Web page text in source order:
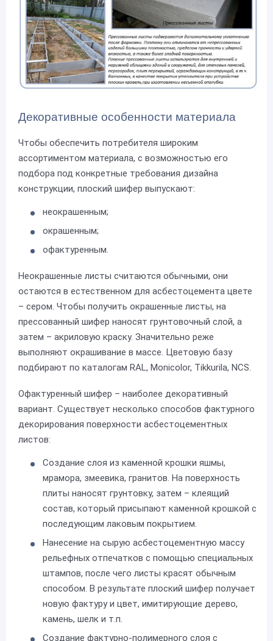
Декоративные особенности материала
Чтобы обеспечить потребителя широким
ассортиментом материала, с возможностью его
подбора под конкретные требования дизайна
конструкции, плоский шифер выпускают:
неокрашенным;
окрашенным;
офактуренным.
Неокрашенные листы считаются обычными, они
остаются в естественном для асбестоцемента цвете
– сером. Чтобы получить окрашенные листы, на
прессованный шифер наносят грунтовочный слой, а
затем – акриловую краску. Значительно реже
выполняют окрашивание в массе. Цветовую базу
подбирают по каталогам RAL, Monicolor, Tikkurila, NCS.
Офактуренный шифер – наиболее декоративный
вариант. Существует несколько способов фактурного
декорирования поверхности асбестоцементных
листов:
Создание слоя из каменной крошки яшмы,
мрамора, змеевика, гранитов. На поверхность
плиты наносят грунтовку, затем – клеящий
состав, который присыпают каменной крошкой с
последующим лаковым покрытием.
Нанесение на сырую асбестоцементную массу
рельефных отпечатков с помощью специальных
штампов, после чего листы красят обычным
способом. В результате плоский шифер получает
новую фактуру и цвет, имитирующие дерево,
камень, шелк и т.п.
Создание фактурно-полимерного слоя с